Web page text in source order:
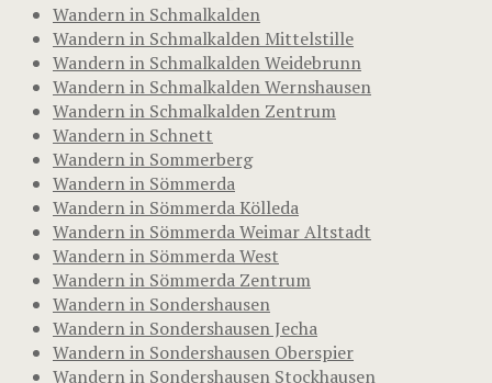
Wandern in Schmalkalden
Wandern in Schmalkalden Mittelstille
Wandern in Schmalkalden Weidebrunn
Wandern in Schmalkalden Wernshausen
Wandern in Schmalkalden Zentrum
Wandern in Schnett
Wandern in Sommerberg
Wandern in Sömmerda
Wandern in Sömmerda Kölleda
Wandern in Sömmerda Weimar Altstadt
Wandern in Sömmerda West
Wandern in Sömmerda Zentrum
Wandern in Sondershausen
Wandern in Sondershausen Jecha
Wandern in Sondershausen Oberspier
Wandern in Sondershausen Stockhausen